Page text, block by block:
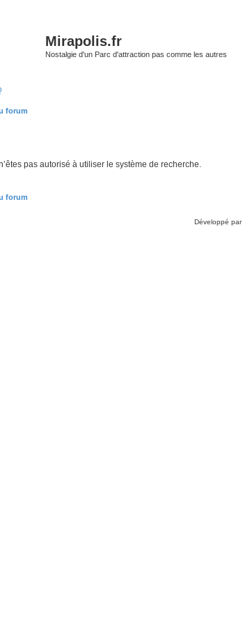
Mirapolis.fr
Nostalgie d'un Parc d'attraction pas comme les autres
forum
pas autorisé à utiliser le système de recherche.
forum
Développé par